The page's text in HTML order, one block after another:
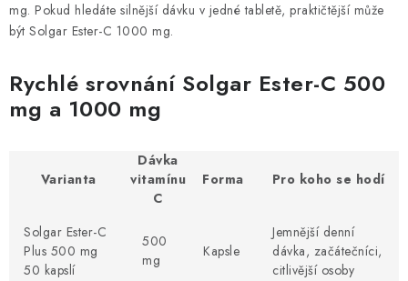
MARKEN
Jak nakupovat
Obchodní podmínky
Podmínky ochrany osobních údajů
Meine Bestellung
mg. Pokud hledáte silnější dávku v jedné tabletě, praktičtější může
být Solgar Ester-C 1000 mg.
Rychlé srovnání Solgar Ester-C 500
mg a 1000 mg
Varianta
Dávka
vitamínu
C
Forma Pro koho se hodí
Solgar Ester-C
Plus 500 mg
50 kapslí
500
mg
Kapsle
Jemnější denní
dávka, začátečníci,
citlivější osoby